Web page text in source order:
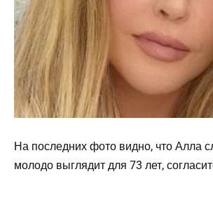
На последних фото видно, что Алла
молодо выглядит для 73 лет,